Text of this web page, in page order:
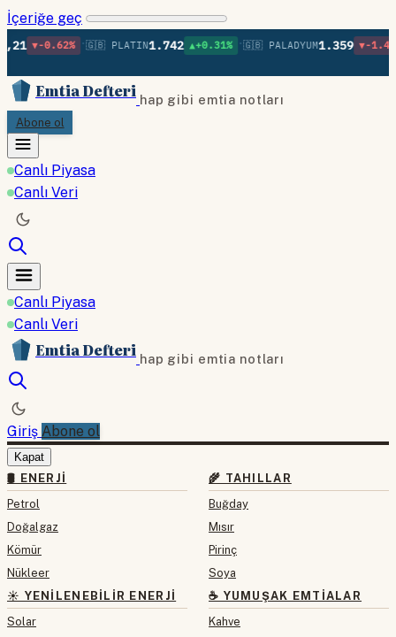
İçeriğe geç
• 🇬🇧 PLATIN1.742 ▲+0.31% • 🇬🇧 PALADYUM1.359 ▼-1.48% • 🇬🇧
Emtia Defteri hap gibi emtia notları
Abone ol
Canlı Piyasa
Canlı Veri
Canlı Piyasa
Canlı Veri
Emtia Defteri hap gibi emtia notları
Giriş Abone ol
Kapat
🛢 ENERJI
Petrol
Doğalgaz
Kömür
Nükleer
☀️ YENILENEBILIR ENERJI
Solar
🌾 TAHILLAR
Buğday
Mısır
Pirinç
Soya
☕ YUMUŞAK EMTIALAR
Kahve